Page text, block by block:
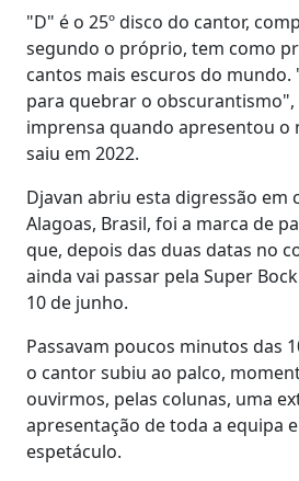
"D" é o 25º disco do cantor,
segundo o próprio, tem como
cantos mais escuros do mundo.
para quebrar o obscurantismo",
imprensa quando apresentou o
saiu em 2022.
Djavan abriu esta digressão em
Alagoas, Brasil, foi a marca de
que, depois das duas datas no
ainda vai passar pela Super
10 de junho.
Passavam poucos minutos das
o cantor subiu ao palco,
ouvirmos, pelas colunas, uma
apresentação de toda a equipa
espetáculo.